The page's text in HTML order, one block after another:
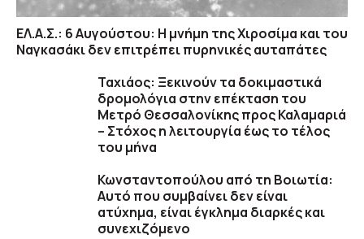
ΕΛ.Α.Σ.: 6 Αυγούστου: Η μνήμη της Χιροσίμα και του
Ναγκασάκι δεν επιτρέπει πυρηνικές αυταπάτες
Ταχιάος: Ξεκινούν τα δοκιμαστικά
δρομολόγια στην επέκταση του
Μετρό Θεσσαλονίκης προς Καλαμαριά
– Στόχος η λειτουργία έως το τέλος
του μήνα
Κωνσταντοπούλου από τη Βοιωτία:
Αυτό που συμβαίνει δεν είναι
ατύχημα, είναι έγκλημα διαρκές και
συνεχιζόμενο